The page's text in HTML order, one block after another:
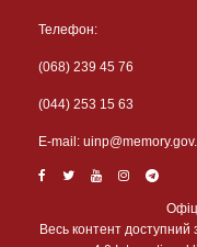
Телефон:
(068) 239 45 76
(044) 253 15 63
Е-mail:
Весь контент доступний